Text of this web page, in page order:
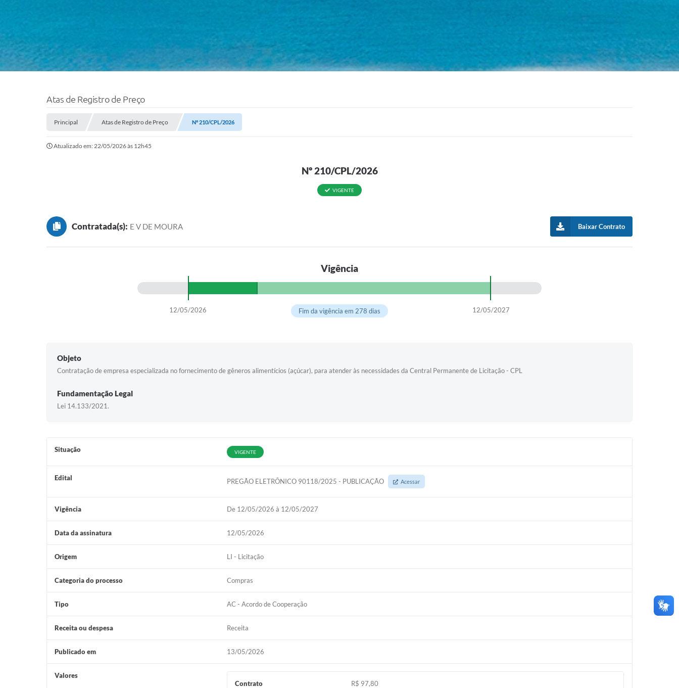
Atas de Registro de Preço
Principal Atas de Registro de Preço Nº 210/CPL/2026
Atualizado em: 22/05/2026 às 12h45
Nº 210/CPL/2026
VIGENTE
Contratada(s): E V DE MOURA Baixar Contrato
Vigência
12/05/2026 12/05/2027
Fim da vigência em 278 dias
Objeto
Contratação de empresa especializada no fornecimento de gêneros alimentícios (açúcar), para atender às necessidades da Central Permanente de Licitação - CPL
Fundamentação Legal
Lei 14.133/2021.
Situação VIGENTE
Edital PREGÃO ELETRÔNICO 90118/2025 - PUBLICAÇÃO Acessar
Vigência De 12/05/2026 à 12/05/2027
Data da assinatura 12/05/2026
Origem LI - Licitação
Categoria do processo Compras
Tipo AC - Acordo de Cooperação
Receita ou despesa Receita
Publicado em 13/05/2026
Valores
Contrato
R$ 97,80